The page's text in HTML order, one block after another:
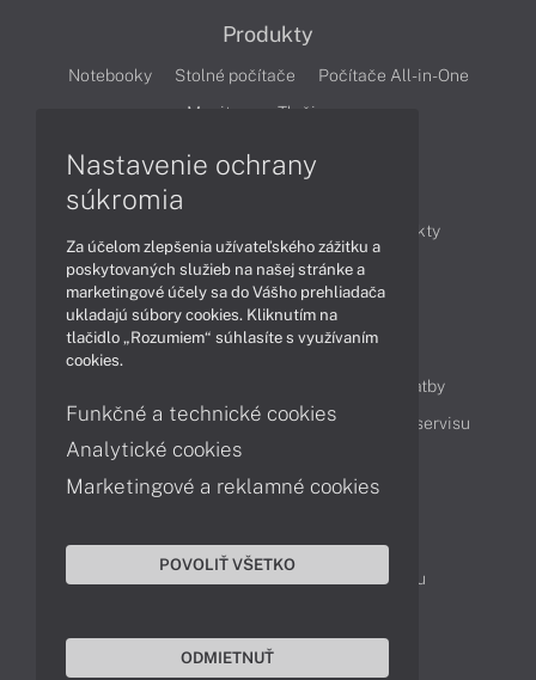
Produkty
Notebooky Stolné počítače
Počítače All-in-One
Monitory
Tlačiarne
Produkty
Technológie
Videá
Obsah
Možnosti doručenia a platby
Podpora a servis
Servisné služby Cenník servisu
Kontakty
043 4224 771
Obchodné oddelenie
Reklamácia tovaru
Nastavenie ochrany
súkromia
Za účelom zlepšenia užívateľského zážitku a
poskytovaných služieb na našej stránke a
marketingové účely sa do Vášho prehliadača
ukladajú súbory cookies. Kliknutím na
tlačidlo „Rozumiem“ súhlasíte s využívaním
cookies.
Funkčné a technické cookies
Analytické cookies
Marketingové a reklamné cookies
POVOLIŤ VŠETKO
ODMIETNUŤ